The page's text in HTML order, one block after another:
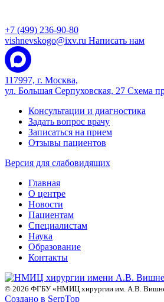
+7 (499) 236-90-80
vishnevskogo@ixv.ru Написать нам
117997, г. Москва,
ул. Большая Серпуховская, 27 Схема
Консультации и диагностика
Задать вопрос врачу
Записаться на прием
Отзывы пациентов
Версия для слабовидящих
Главная
О центре
Новости
Пациентам
Специалистам
Наука
Образование
Контакты
© 2026 ФГБУ «НМИЦ хирургии им. А.В.
Создано в SerpTop